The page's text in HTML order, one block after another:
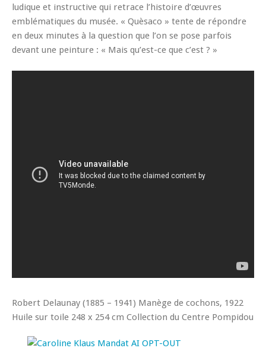
ludique et instructive qui retrace l’histoire d’œuvres
emblématiques du musée. « Quèsaco » tente de répondre
en deux minutes à la question que l’on se pose parfois
devant une peinture : « Mais qu’est-ce que c’est ? »
Robert Delaunay (1885 – 1941) Manège de cochons, 1922
Huile sur toile 248 x 254 cm Collection du Centre Pompidou